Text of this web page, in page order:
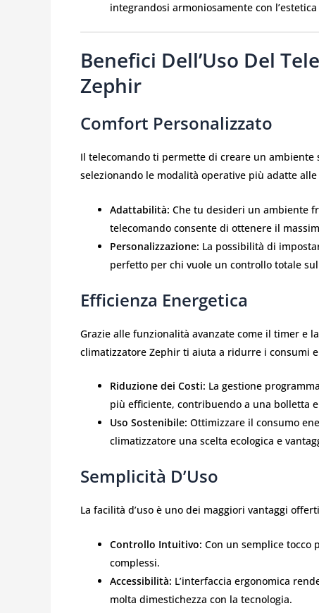
integrandosi armoniosamente con
Benefici Dell’Uso Del
Zephir
Comfort Personalizzato
Il telecomando ti permette di creare un
selezionando le modalità operative più adatte alle
Adattabilità: Che tu desideri un ambiente
telecomando consente di ottenere il
Personalizzazione: La possibilità di
perfetto per chi vuole un controllo totale
Efficienza Energetica
Grazie alle funzionalità avanzate come il timer e
climatizzatore Zephir ti aiuta a ridurre i consumi
Riduzione dei Costi: La gestione
più efficiente, contribuendo a una bolletta
Uso Sostenibile: Ottimizzare il consumo
climatizzatore una scelta ecologica e
Semplicità D’Uso
La facilità d’uso è uno dei maggiori vantaggi
Controllo Intuitivo: Con un semplice tocco
complessi.
Accessibilità: L’interfaccia ergonomica
molta dimestichezza con la tecnologia.